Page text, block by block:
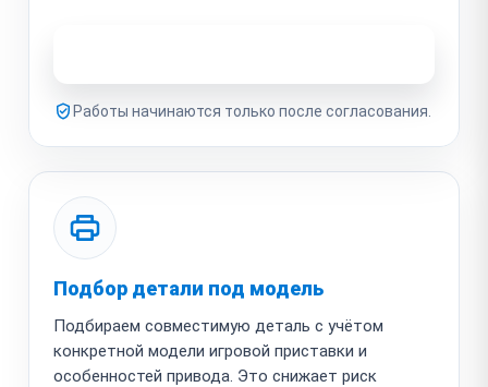
Работы начинаются только после согласования.
Подбор детали под модель
Подбираем совместимую деталь с учётом
конкретной модели игровой приставки и
особенностей привода. Это снижает риск